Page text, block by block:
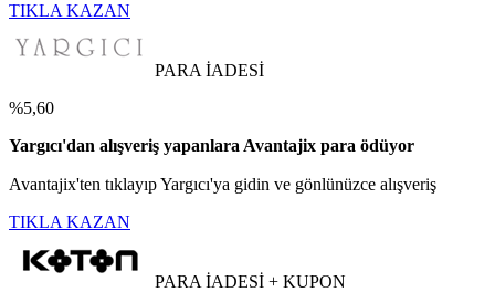
TIKLA KAZAN
PARA İADESİ
%5,60
Yargıcı'dan alışveriş yapanlara Avantajix para ödüyor
Avantajix'ten tıklayıp Yargıcı'ya gidin ve gönlünüzce alışveriş
TIKLA KAZAN
PARA İADESİ + KUPON